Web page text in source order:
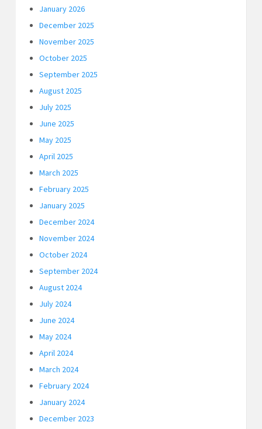
January 2026
December 2025
November 2025
October 2025
September 2025
August 2025
July 2025
June 2025
May 2025
April 2025
March 2025
February 2025
January 2025
December 2024
November 2024
October 2024
September 2024
August 2024
July 2024
June 2024
May 2024
April 2024
March 2024
February 2024
January 2024
December 2023